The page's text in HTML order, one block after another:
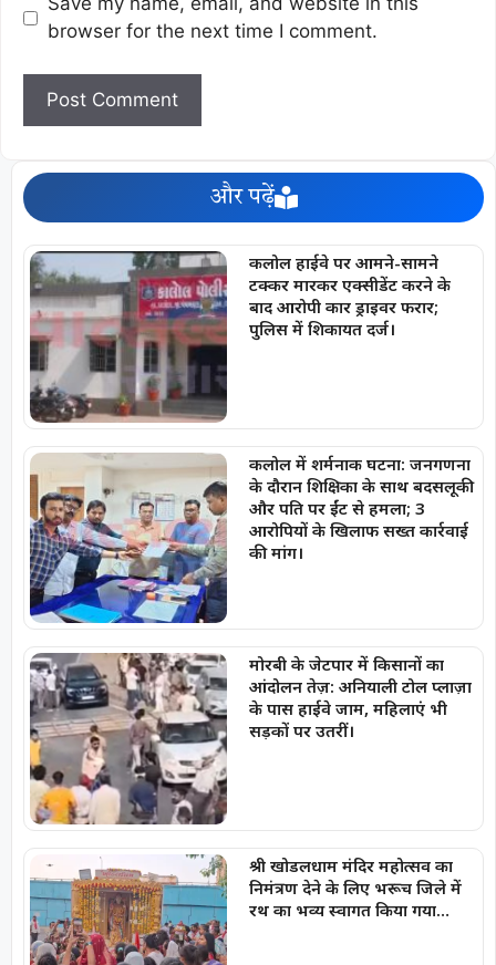
browser for the next time I comment.
और पढ़ें
कलोल हाईवे पर आमने-सामने
टक्कर मारकर एक्सीडेंट करने के
बाद आरोपी कार ड्राइवर फरार;
पुलिस में शिकायत दर्ज।
कलोल में शर्मनाक घटना: जनगणना
के दौरान शिक्षिका के साथ बदसलूकी
और पति पर ईंट से हमला; 3
आरोपियों के खिलाफ सख्त कार्रवाई
की मांग।
मोरबी के जेटपार में किसानों का
आंदोलन तेज़: अनियाली टोल प्लाज़ा
के पास हाईवे जाम, महिलाएं भी
सड़कों पर उतरीं।
श्री खोडलधाम मंदिर महोत्सव का
निमंत्रण देने के लिए भरूच जिले में
रथ का भव्य स्वागत किया गया…